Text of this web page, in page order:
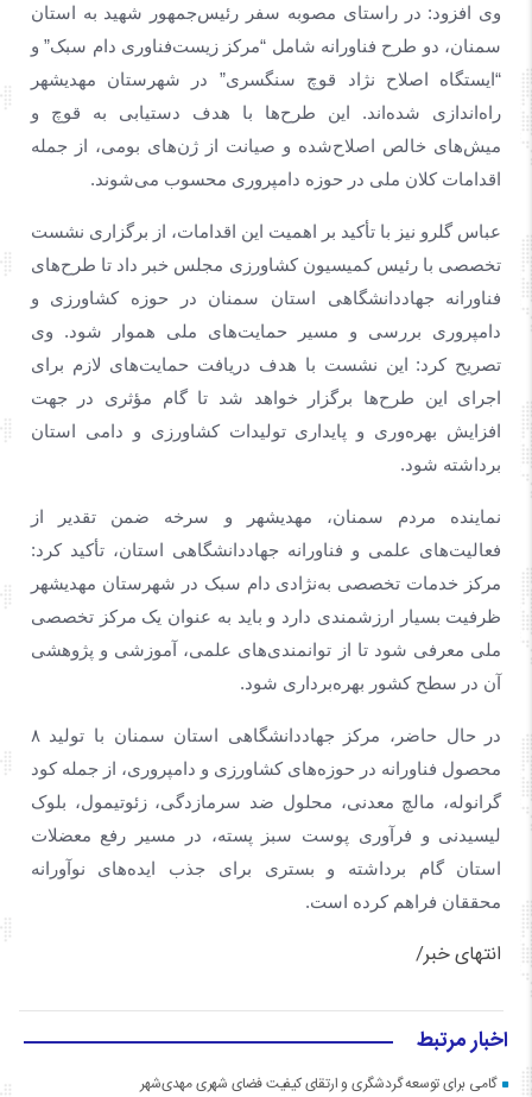
وی افزود: در راستای مصوبه سفر رئیس‌جمهور شهید به استان
سمنان، دو طرح فناورانه شامل “مرکز زیست‌فناوری دام سبک” و
“ایستگاه اصلاح نژاد قوچ سنگسری” در شهرستان مهدیشهر
راه‌اندازی شده‌اند. این طرح‌ها با هدف دستیابی به قوچ و
میش‌های خالص اصلاح‌شده و صیانت از ژن‌های بومی، از جمله
اقدامات کلان ملی در حوزه دامپروری محسوب می‌شوند.
عباس گلرو نیز با تأکید بر اهمیت این اقدامات، از برگزاری نشست
تخصصی با رئیس کمیسیون کشاورزی مجلس خبر داد تا طرح‌های
فناورانه جهاددانشگاهی استان سمنان در حوزه کشاورزی و
دامپروری بررسی و مسیر حمایت‌های ملی هموار شود. وی
تصریح کرد: این نشست با هدف دریافت حمایت‌های لازم برای
اجرای این طرح‌ها برگزار خواهد شد تا گام مؤثری در جهت
افزایش بهره‌وری و پایداری تولیدات کشاورزی و دامی استان
برداشته شود.
نماینده مردم سمنان، مهدیشهر و سرخه ضمن تقدیر از
فعالیت‌های علمی و فناورانه جهاددانشگاهی استان، تأکید کرد:
مرکز خدمات تخصصی به‌نژادی دام سبک در شهرستان مهدیشهر
ظرفیت بسیار ارزشمندی دارد و باید به عنوان یک مرکز تخصصی
ملی معرفی شود تا از توانمندی‌های علمی، آموزشی و پژوهشی
آن در سطح کشور بهره‌برداری شود.
در حال حاضر، مرکز جهاددانشگاهی استان سمنان با تولید ۸
محصول فناورانه در حوزه‌های کشاورزی و دامپروری، از جمله کود
گرانوله، مالچ معدنی، محلول ضد سرمازدگی، زئوتیمول، بلوک
لیسیدنی و فرآوری پوست سبز پسته، در مسیر رفع معضلات
استان گام برداشته و بستری برای جذب ایده‌های نوآورانه
محققان فراهم کرده است.
انتهای خبر/
اخبار مرتبط
گامی برای توسعه گردشگری و ارتقای کیفیت فضای شهری مهدی‌شهر